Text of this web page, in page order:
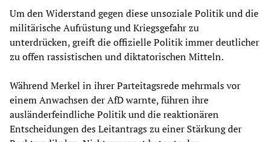
Um den Widerstand gegen diese unsoziale Politik und die
militärische Aufrüstung und Kriegsgefahr zu
unterdrücken, greift die offizielle Politik immer deutlicher
zu offen rassistischen und diktatorischen Mitteln.
Während Merkel in ihrer Parteitagsrede mehrmals vor
einem Anwachsen der AfD warnte, führen ihre
ausländerfeindliche Politik und die reaktionären
Entscheidungen des Leitantrags zu einer Stärkung der